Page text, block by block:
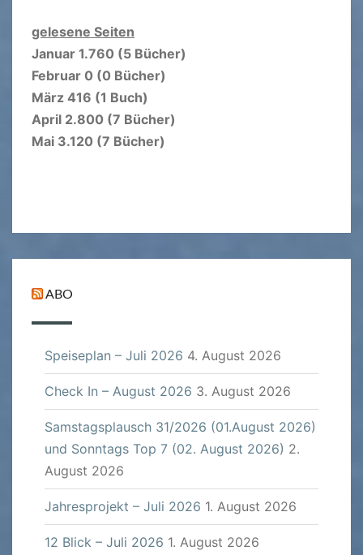
gelesene Seiten
Januar 1.760 (5 Bücher)
Februar 0 (0 Bücher)
März 416 (1 Buch)
April 2.800 (7 Bücher)
Mai 3.120 (7 Bücher)
ABO
Speiseplan – Juli 2026 4. August 2026
Check In – August 2026 3. August 2026
Samstagsplausch 31/2026 (01.August 2026)
und Sonntags Top 7 (02. August 2026) 2.
August 2026
Jahresprojekt – Juli 2026 1. August 2026
12 Blick – Juli 2026 1. August 2026